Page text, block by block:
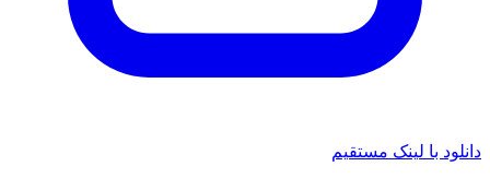
با لینک مستقیم